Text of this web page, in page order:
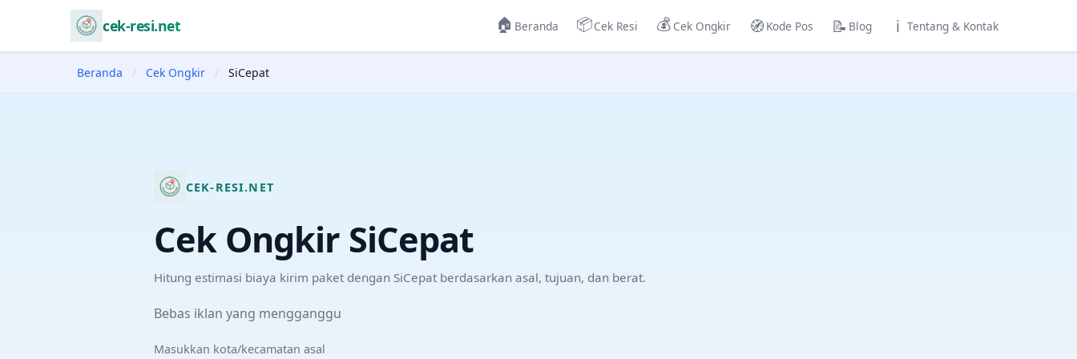
cek-resi.net 🏠 Beranda 📦Cek Resi 💰 Cek Ongkir 🧭 Kode Pos 📝 Blog ℹ️ Tentang & Kontak
Beranda / Cek Ongkir / SiCepat
CEK-RESI.NET
Cek Ongkir SiCepat
Hitung estimasi biaya kirim paket dengan SiCepat berdasarkan asal, tujuan, dan berat.
Bebas iklan yang mengganggu
Masukkan kota/kecamatan asal